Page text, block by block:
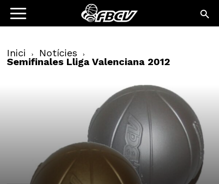
Inici Notícies
Semifinales Lliga Valenciana 2012